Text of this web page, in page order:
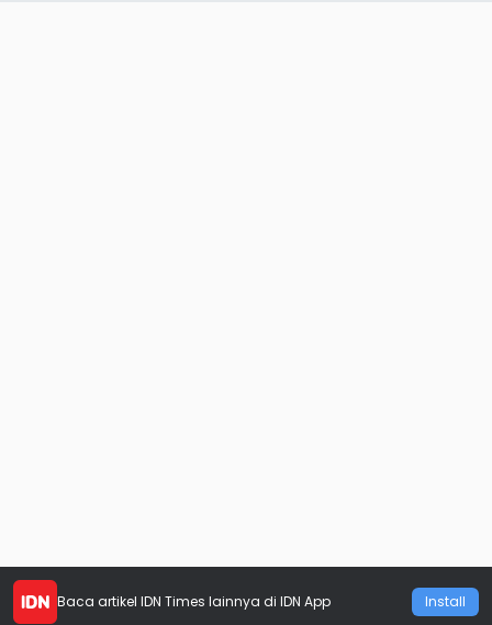
Baca artikel IDN Times lainnya di IDN App Install